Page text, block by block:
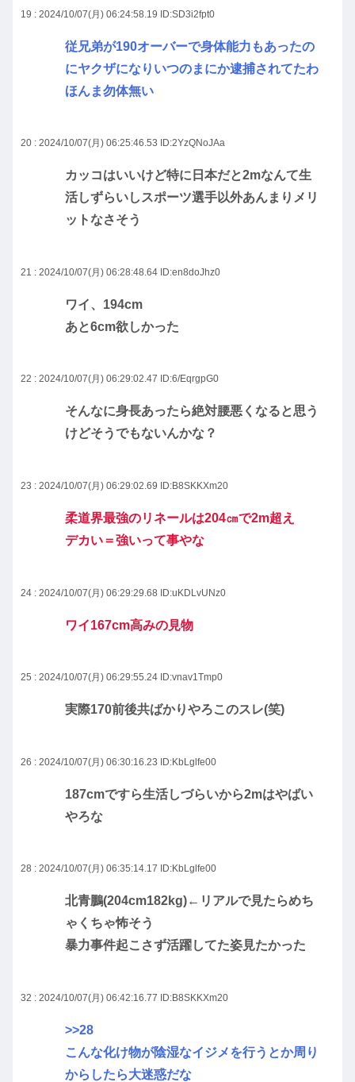
19 : 2024/10/07(月) 06:24:58.19 ID:SD3i2fpt0
従兄弟が190オーバーで身体能力もあったの
にヤクザになりいつのまにか逮捕されてたわ
ほんま勿体無い
20 : 2024/10/07(月) 06:25:46.53 ID:2YzQNoJAa
カッコはいいけど特に日本だと2mなんて生
活しずらいしスポーツ選手以外あんまりメリ
ットなさそう
21 : 2024/10/07(月) 06:28:48.64 ID:en8doJhz0
ワイ、194cm
あと6cm欲しかった
22 : 2024/10/07(月) 06:29:02.47 ID:6/EqrgpG0
そんなに身長あったら絶対腰悪くなると思う
けどそうでもないんかな？
23 : 2024/10/07(月) 06:29:02.69 ID:B8SKKXm20
柔道界最強のリネールは204㎝で2m超え
デカい＝強いって事やな
24 : 2024/10/07(月) 06:29:29.68 ID:uKDLvUNz0
ワイ167cm高みの見物
25 : 2024/10/07(月) 06:29:55.24 ID:vnav1Tmp0
実際170前後共ばかりやろこのスレ(笑)
26 : 2024/10/07(月) 06:30:16.23 ID:KbLglfe00
187cmですら生活しづらいから2mはやばい
やろな
28 : 2024/10/07(月) 06:35:14.17 ID:KbLglfe00
北青鵬(204cm182kg)←リアルで見たらめち
ゃくちゃ怖そう
暴力事件起こさず活躍してた姿見たかった
32 : 2024/10/07(月) 06:42:16.77 ID:B8SKKXm20
>>28
こんな化け物が陰湿なイジメを行うとか周り
からしたら大迷惑だな